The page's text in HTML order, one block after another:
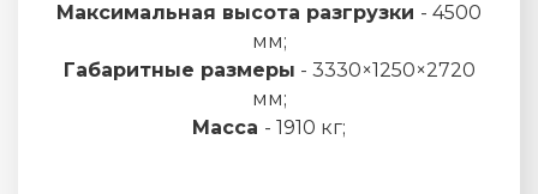
Максимальная высота разгрузки - 4500
мм;
Габаритные размеры - 3330×1250×2720
мм;
Масса - 1910 кг;